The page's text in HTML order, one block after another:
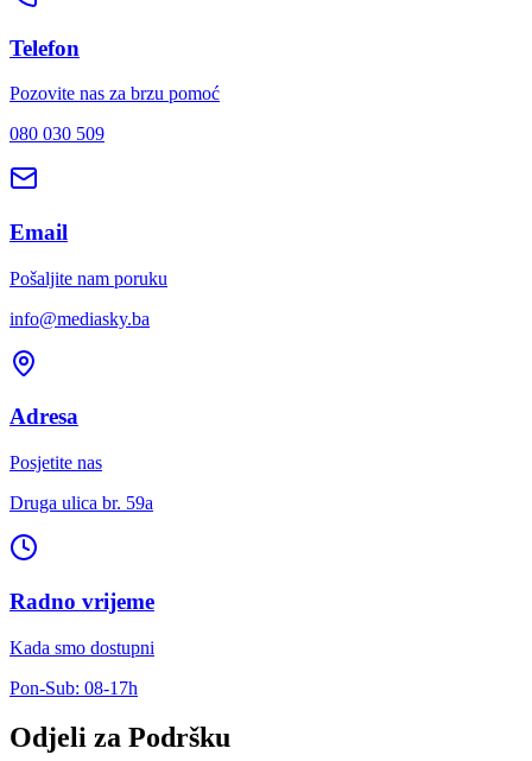
Telefon
Pozovite nas za brzu pomoć
080 030 509
Email
Pošaljite nam poruku
info@mediasky.ba
Adresa
Posjetite nas
Druga ulica br. 59a
Radno vrijeme
Kada smo dostupni
Pon-Sub: 08-17h
Odjeli za Podršku